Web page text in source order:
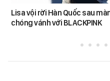
Lisa vội rời Hàn Quốc sau
chóng vánh với BLACKPINK